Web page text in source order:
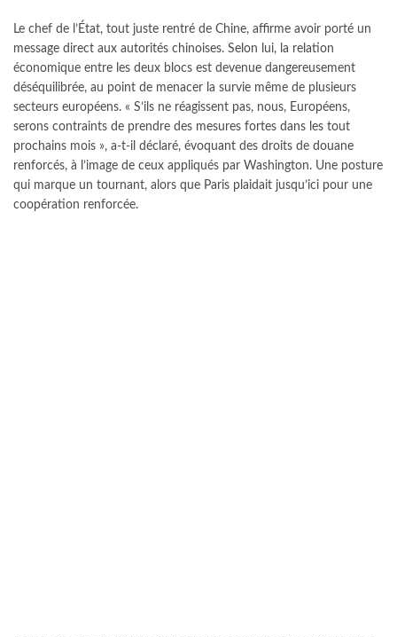
Le chef de l’État, tout juste rentré de Chine, affirme avoir porté un
message direct aux autorités chinoises. Selon lui, la relation
économique entre les deux blocs est devenue dangereusement
déséquilibrée, au point de menacer la survie même de plusieurs
secteurs européens. « S’ils ne réagissent pas, nous, Européens,
serons contraints de prendre des mesures fortes dans les tout
prochains mois », a-t-il déclaré, évoquant des droits de douane
renforcés, à l’image de ceux appliqués par Washington. Une posture
qui marque un tournant, alors que Paris plaidait jusqu’ici pour une
coopération renforcée.